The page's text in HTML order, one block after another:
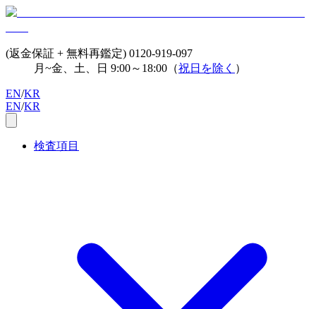
(返金保証 + 無料再鑑定) 0120-919-097
月~金、土、日 9:00～18:00（祝日を除く ）
EN/KR
EN/KR
検査項目